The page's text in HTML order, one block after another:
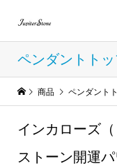
ペンダントト
商品 ペンダント
インカローズ
ストーン開運